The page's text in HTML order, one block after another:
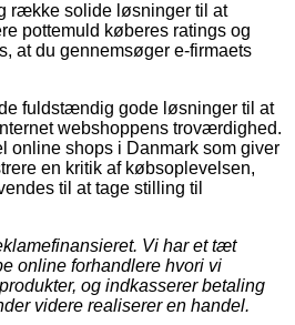
række solide løsninger til at
pottemuld køberes ratings og
at du gennemsøger e-firmaets
fuldstændig gode løsninger til at
webshoppens troværdighed.
online shops i Danmark som giver
en kritik af købsoplevelsen,
til at tage stilling til
Vi har et tæt
online forhandlere hvori vi
og indkasserer betaling
videre realiserer en handel.